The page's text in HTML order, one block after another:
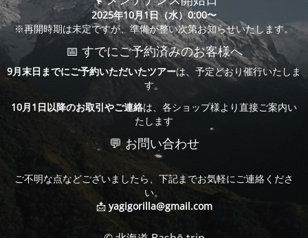
2025年10月1日（水）0:00〜
※再開時期は未定ですが、準備が整い次第お知らせいたします。
📅 すでにご予約済みのお客様へ
9月末日までにご予約いただいたツアーは、予定どおり催行いたしま
す。
10月1日以降のお取引やご連絡は、各ショップ様より直接ご案内い
たします
💬 お問い合わせ
ご不明な点などございましたら、下記までお気軽にご連絡くださ
い。
📩 yagigorilla@gmail.com